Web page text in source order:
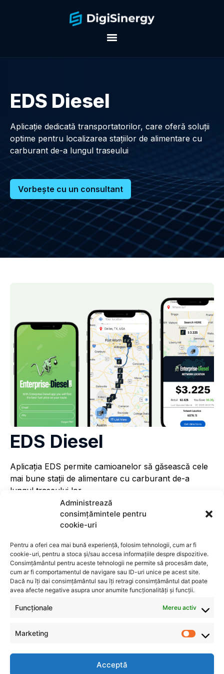
Administrează
consimțămintele pentru
cookie-uri
Pentru a oferi cea mai bună experiență, folosim tehnologii, cum ar fi
cookie-uri, pentru a stoca și/sau accesa informațiile despre dispozitive.
Consimțământul pentru aceste tehnologii ne permite să procesăm date,
cum ar fi comportamentul de navigare sau ID-uri unice pe acest site.
Dacă nu îți dai consimțământul sau îți retragi consimțământul dat poate
avea afecte negative asupra unor anumite funcționalități și funcții.
Funcționale Mereu activ
Marketing
Acceptă
EDS Diesel
Aplicație dedicată transportatorilor, care oferă soluții
optime pentru localizarea stațiilor de alimentare cu
carburant de-a lungul traseului
Vorbește cu un consultant
EDS Diesel
Aplicația EDS permite camioanelor să găsească cele
mai bune stații de alimentare cu carburant de-a
lungul traseului lor.